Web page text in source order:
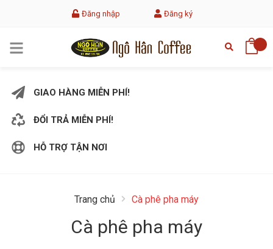
Đăng nhập Đăng ký
GIAO HÀNG MIỄN PHÍ!
ĐỔI TRẢ MIỄN PHÍ!
HỖ TRỢ TẬN NƠI
Trang chủ Cà phê pha máy
Cà phê pha máy